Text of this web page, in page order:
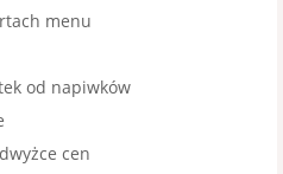
menu
od napiwków
cen